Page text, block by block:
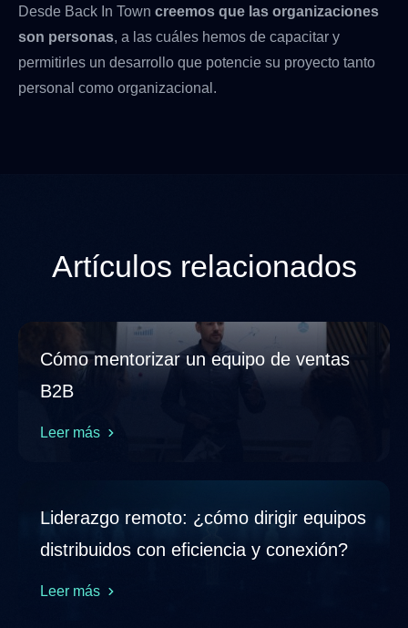
Desde Back In Town creemos que las organizaciones
son personas, a las cuáles hemos de capacitar y
permitirles un desarrollo que potencie su proyecto tanto
personal como organizacional.
Artículos relacionados
Cómo mentorizar un equipo de ventas
B2B
Leer más
Liderazgo remoto: ¿cómo dirigir equipos
distribuidos con eficiencia y conexión?
Leer más